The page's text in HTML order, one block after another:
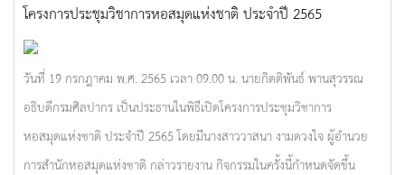
โครงการประชุมวิชาการหอสมุดแห่งชาติ ประจำปี 2565
วันที่ 19 กรกฎาคม พ.ศ. 2565 เวลา 09.00 น. นายกิตติพันธ์ พานสุวรรณ
อธิบดีกรมศิลปากร เป็นประธานในพิธีเปิดโครงการประชุมวิชาการ
หอสมุดแห่งชาติ ประจำปี 2565 โดยมีนางสาววาสนา งามดวงใจ ผู้อำนวย
การสำนักหอสมุดแห่งชาติ กล่าวรายงาน กิจกรรมในครั้งนี้กำหนดจัดขึ้น